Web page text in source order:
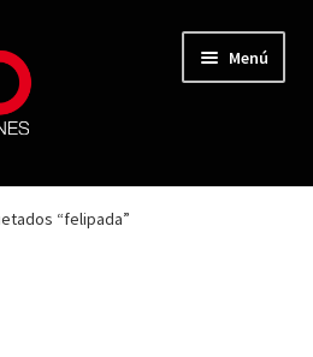
Menú
“felipada”